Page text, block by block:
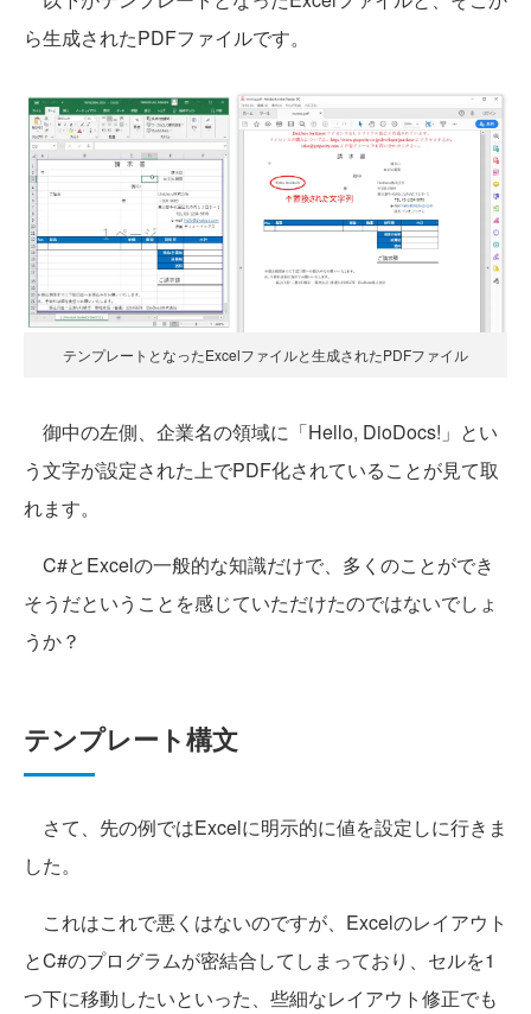
ら生成されたPDFファイルです。
テンプレートとなったExcelファイルと生成されたPDFファイル
御中の左側、企業名の領域に「Hello, DioDocs!」とい
う文字が設定された上でPDF化されていることが見て取
れます。
C#とExcelの一般的な知識だけで、多くのことができ
そうだということを感じていただけたのではないでしょ
うか？
テンプレート構文
さて、先の例ではExcelに明示的に値を設定しに行きま
した。
これはこれで悪くはないのですが、Excelのレイアウト
とC#のプログラムが密結合してしまっており、セルを1
つ下に移動したいといった、些細なレイアウト修正でも